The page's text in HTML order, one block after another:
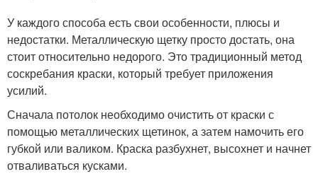
У каждого способа есть свои особенности, плюсы и
недостатки. Металлическую щетку просто достать, она
стоит относительно недорого. Это традиционный метод
соскребания краски, который требует приложения
усилий.
Сначала потолок необходимо очистить от краски с
помощью металлических щетинок, а затем намочить его
губкой или валиком. Краска разбухнет, высохнет и начнет
отваливаться кусками.